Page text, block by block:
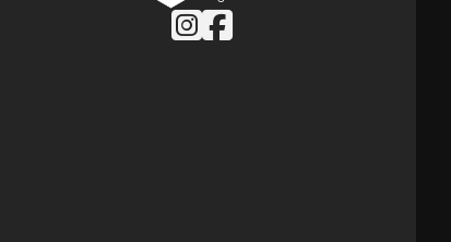
Follow us on Instagram
Follow us on Facebook